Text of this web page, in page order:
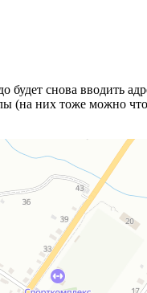
снова вводить
(на них тоже можно